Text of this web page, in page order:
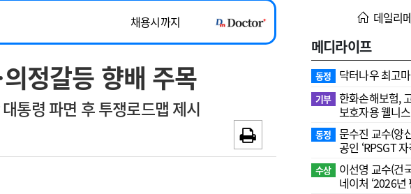
정책/통계 공시 지침·기준·평가
광고안내
채용시까지
~2026-08-15
~2026-08-31
채용시까지
정갈등 향배 주목
통령 파면 후 투쟁로드맵 제시
데일리
메디라이프
동정 닥터나우 최고
기부 한화손해보험,
보호자용 웰니
동정
문수진 교수( 양
공인 ‘RPSGT
수상
이선영 교수(건
네이처 ‘2026년